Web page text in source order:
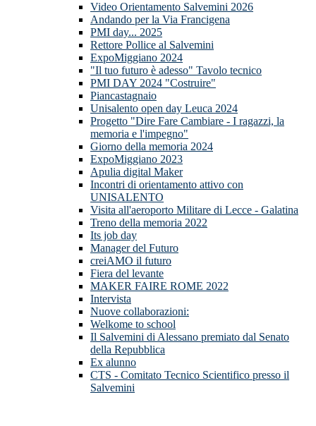
Video Orientamento Salvemini 2026
Andando per la Via Francigena
PMI day... 2025
Rettore Pollice al Salvemini
ExpoMiggiano 2024
"Il tuo futuro è adesso" Tavolo tecnico
PMI DAY 2024 "Costruire"
Piancastagnaio
Unisalento open day Leuca 2024
Progetto "Dire Fare Cambiare - I ragazzi, la
memoria e l'impegno"
Giorno della memoria 2024
ExpoMiggiano 2023
Apulia digital Maker
Incontri di orientamento attivo con
UNISALENTO
Visita all'aeroporto Militare di Lecce - Galatina
Treno della memoria 2022
Its job day
Manager del Futuro
creiAMO il futuro
Fiera del levante
MAKER FAIRE ROME 2022
Intervista
Nuove collaborazioni:
Welkome to school
Il Salvemini di Alessano premiato dal Senato
della Repubblica
Ex alunno
CTS - Comitato Tecnico Scientifico presso il
Salvemini